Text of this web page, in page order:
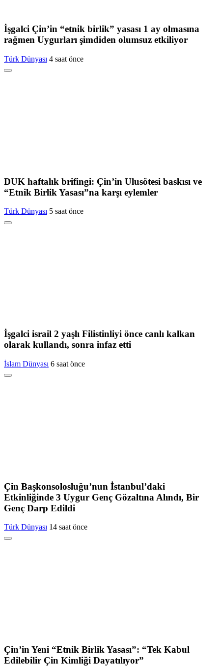
İşgalci Çin’in “etnik birlik” yasası 1 ay olmasına
rağmen Uygurları şimdiden olumsuz etkiliyor
Türk Dünyası 4 saat önce
DUK haftalık brifingi: Çin’in Ulusötesi baskısı ve
“Etnik Birlik Yasası”na karşı eylemler
Türk Dünyası 5 saat önce
İşgalci israil 2 yaşlı Filistinliyi önce canlı kalkan
olarak kullandı, sonra infaz etti
İslam Dünyası 6 saat önce
Çin Başkonsolosluğu’nun İstanbul’daki
Etkinliğinde 3 Uygur Genç Gözaltına Alındı, Bir
Genç Darp Edildi
Türk Dünyası 14 saat önce
Çin’in Yeni “Etnik Birlik Yasası”: “Tek Kabul
Edilebilir Çin Kimliği Dayatılıyor”